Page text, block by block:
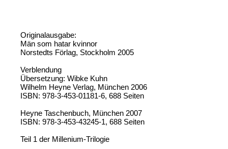
Originalausgabe:
Män som hatar kvinnor
Norstedts Förlag, Stockholm 2005
Verblendung
Übersetzung: Wibke Kuhn
Wilhelm Heyne Verlag, München 2006
ISBN: 978-3-453-01181-6, 688 Seiten
Heyne Taschenbuch, München 2007
ISBN: 978-3-453-43245-1, 688 Seiten
Teil 1 der Millenium-Trilogie